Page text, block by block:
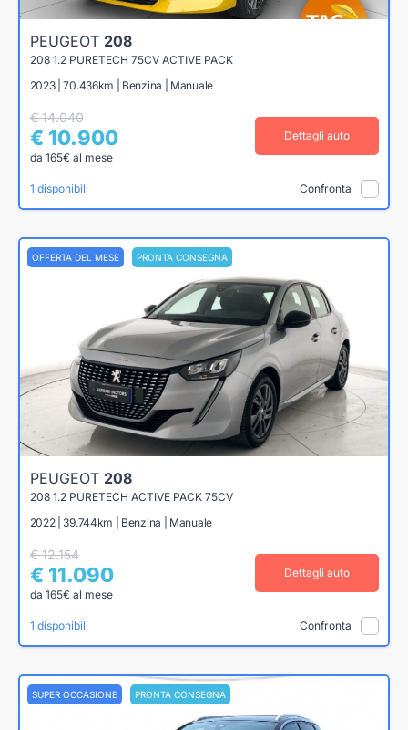
PEUGEOT 208
208 1.2 PURETECH 75CV ACTIVE PACK
2023 | 70.436km | Benzina | Manuale
€ 14.040
€ 10.900
da 165€ al mese
Dettagli auto
1 disponibili Confronta
OFFERTA DEL MESE PRONTA CONSEGNA
PEUGEOT 208
208 1.2 PURETECH ACTIVE PACK 75CV
2022 | 39.744km | Benzina | Manuale
€ 12.154
€ 11.090
da 165€ al mese
Dettagli auto
1 disponibili Confronta
SUPER OCCASIONE PRONTA CONSEGNA